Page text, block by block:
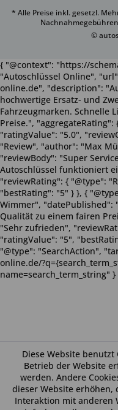
* Alle Preise inkl. gesetzl.
©
Diese Website
Betrieb der Website
werden. Andere
dieser Website
Interaktion mit anderen
{ "@context": "https://
"Autoschlüssel Online",
online.de", "description":
hochwertige Ersatz- und
Fahrzeugmarken. Schnelle
Preise.", "aggregateRating":
"ratingValue": "5.0",
"Review", "author": "Max
"reviewBody": "Super
Autoschlüssel funktioniert
"reviewRating": { "@type":
"bestRating": "5" } }, {
Wimmer", "datePublished":
Qualität zu einem fairen
"Sehr zufrieden",
"ratingValue": "5",
"@type": "SearchAction",
online.de/
name=search_term_string" }